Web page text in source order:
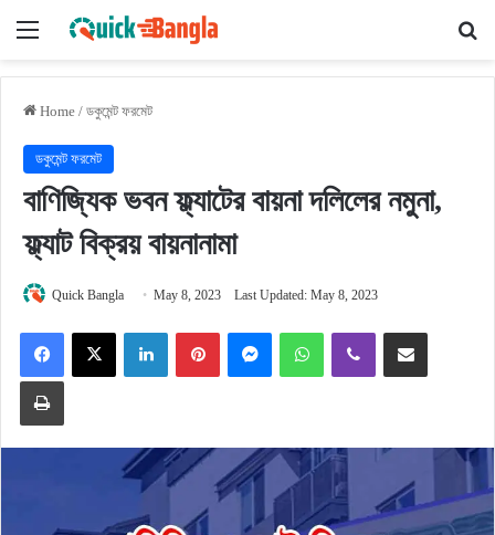
Menu
Home / ডকুমেন্ট ফরমেট
ডকুমেন্ট ফরমেট
বাণিজ্যিক ভবন ফ্ল্যাটের বায়না দলিলের নমুনা,
ফ্ল্যাট বিক্রয় বায়নানামা
Quick Bangla May 8, 2023 Last Updated: May 8, 2023
FacebookX LinkedInPinterestMessengerWhatsAppViber Share via Email
Print